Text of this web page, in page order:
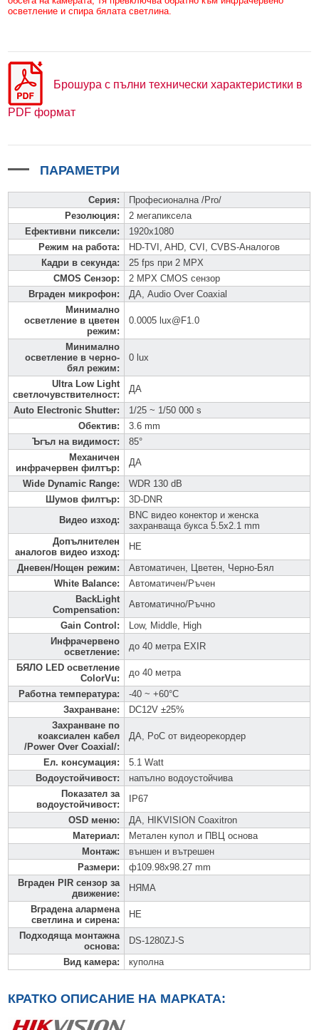
осветление и спира бялата светлина.
Брошура с пълни технически характеристики в
PDF формат
ПАРАМЕТРИ
Серия:
Професионална /Pro/
Резолюция:
2 мегапиксела
Ефективни пиксели:
1920x1080
Режим на работа:
HD-TVI, AHD, CVI, CVBS-Аналогов
Кадри в секунда:
25 fps при 2 MPX
CMOS Сензор:
2 MPX CMOS сензор
Вграден микрофон:
ДА, Audio Over Coaxial
Минимално
осветление в цветен
режим:
0.0005 lux@F1.0
Минимално
осветление в черно-
бял режим:
0 lux
Ultra Low Light
светлочувствителност:
ДА
Auto Electronic Shutter:
1/25 ~ 1/50 000 s
Обектив:
3.6 mm
Ъгъл на видимост:
85°
Механичен
инфрачервен филтър:
ДА
Wide Dynamic Range:
WDR 130 dB
Шумов филтър:
3D-DNR
Видео изход:
BNC видео конектор и женска
захранваща букса 5.5x2.1 mm
Допълнителен
аналогов видео изход:
НЕ
Дневен/Нощен режим:
Автоматичен, Цветен, Черно-Бял
White Balance:
Автоматичен/Ръчен
BackLight
Compensation:
Автоматично/Ръчно
Gain Control:
Low, Middle, High
Инфрачервено
осветление:
до 40 метра EXIR
БЯЛО LED осветление
ColorVu:
до 40 метра
Работна температура:
-40 ~ +60°C
Захранване:
DC12V ±25%
Захранване по
коаксиален кабел
/Power Over Coaxial/:
ДА, PoC от видеорекордер
Ел. консумация:
5.1 Watt
Водоустойчивост:
напълно водоустойчива
Показател за
водоустойчивост:
IP67
OSD меню:
ДА, HIKVISION Coaxitron
Материал:
Метален купол и ПВЦ основа
Монтаж:
външен и вътрешен
Размери:
ф109.98x98.27 mm
Вграден PIR сензор за
движение:
НЯМА
Вградена алармена
светлина и сирена:
НЕ
Подходяща монтажна
основа:
DS-1280ZJ-S
Вид камера: куполна
КРАТКО ОПИСАНИЕ НА МАРКАТА: